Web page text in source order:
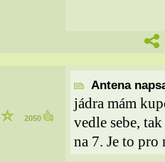
2050
Antena
jádra mám
vedle sebe,
na 7. Je to pro